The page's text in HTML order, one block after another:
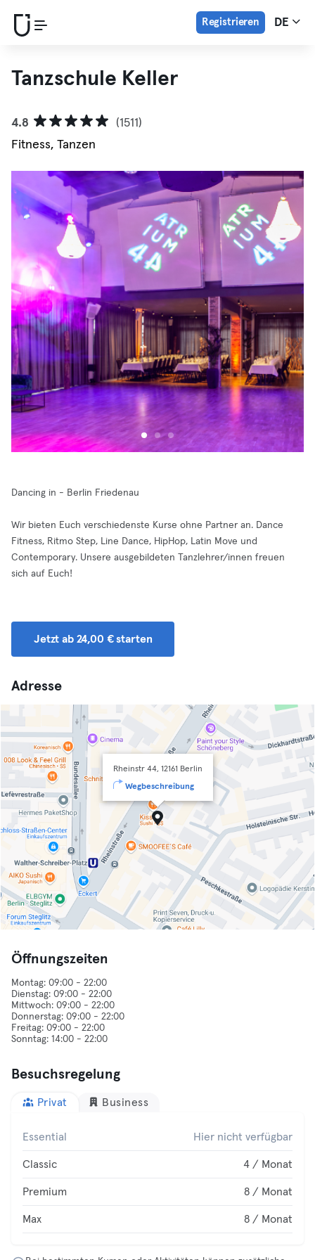
Registrieren DE
Tanzschule Keller
4.8
(1511)
Fitness, Tanzen
Dancing in - Berlin Friedenau
Wir bieten Euch verschiedenste Kurse ohne Partner an. Dance
Fitness, Ritmo Step, Line Dance, HipHop, Latin Move und
Contemporary. Unsere ausgebildeten Tanzlehrer/innen freuen
sich auf Euch!
Jetzt ab 24,00 € starten
Adresse
Rheinstr 44, 12161 Berlin
Wegbeschreibung
Öffnungszeiten
Montag: 09:00 - 22:00
Dienstag: 09:00 - 22:00
Mittwoch: 09:00 - 22:00
Donnerstag: 09:00 - 22:00
Freitag: 09:00 - 22:00
Besuchsregelung
Privat Business
Essential Hier nicht verfügbar
Classic 4 / Monat
Premium 8 / Monat
Max 8 / Monat